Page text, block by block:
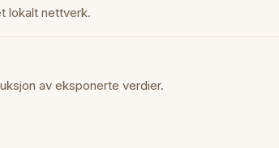
lokalt nettverk.
av eksponerte verdier.